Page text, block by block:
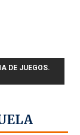
DE JUEGOS.